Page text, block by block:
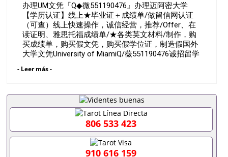
诚信经营，推荐/Offer、在读证
办理UM文凭『Q◆微551190476』办理迈阿密大学
【学历认证】线上★毕业证＋成绩单/做留信网认证
（可查）线上快速操作，诚信经营，推荐/Offer、在
读证明、雅思托福成绩单/★各类英文材料/制作，购
买成绩单，购买假文凭，购买假学位证，制造假国外
大学文凭University of MiamiQ/薇551190476诚招留学
使馆认证办理留学归国证明办理留信网认证办理留服
位证书办理美国文凭办理澳洲文凭办理英国文凭办理
加拿大文凭办理德国文凭 一、快速办理材料： 1、毕
业证+成绩单+留学回国人员证明+教育部认证,录取通
知书，雅思。（全套留学回国必备证明材料，给父母
及亲朋好友一份完美交代）； 2、雅思、托福，
OFFER，在读证明，学生卡等留学相关材料（申请学
校、转学，甚至是申请工签都可以用到）。 注：上述
- Leer más -
806 533 423
910 616 159